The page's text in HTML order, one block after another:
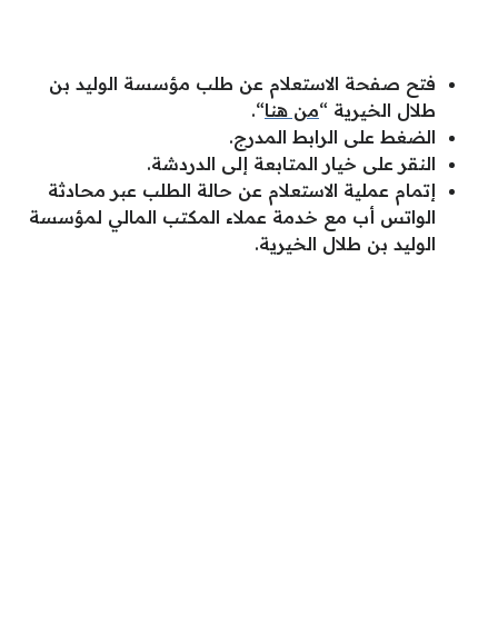
فتح صفحة الاستعلام عن طلب مؤسسة الوليد بن
طلال الخيرية “من هنا“.
الضغط على الرابط المدرج.
النقر على خيار المتابعة إلى الدردشة.
إتمام عملية الاستعلام عن حالة الطلب عبر محادثة
الواتس أب مع خدمة عملاء المكتب المالي لمؤسسة
الوليد بن طلال الخيرية.